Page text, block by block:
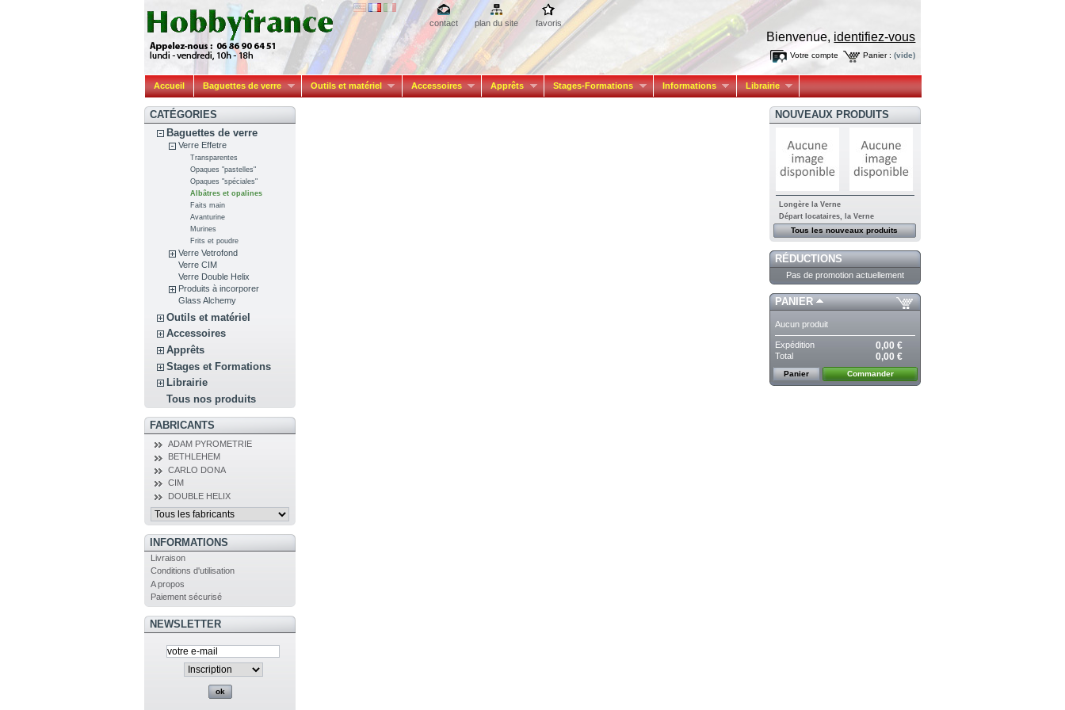
contact plan du site favoris
Bienvenue, identifiez-vous
Panier : (vide)
Votre compte
Accueil Baguettes de verre Outils et matériel Accessoires Apprêts Stages-Formations Informations Librairie
CATÉGORIES
Baguettes de verre
Verre Effetre
Transparentes
Opaques "pastelles"
Opaques "spéciales"
Albâtres et opalines
Faits main
Avanturine
Murines
Frits et poudre
Verre Vetrofond
Verre CIM
Verre Double Helix
Produits à incorporer
Glass Alchemy
Outils et matériel
Accessoires
Apprêts
Stages et Formations
Librairie
Tous nos produits
FABRICANTS
ADAM PYROMETRIE
BETHLEHEM
CARLO DONA
CIM
DOUBLE HELIX
INFORMATIONS
Livraison
Conditions d'utilisation
A propos
Paiement sécurisé
NEWSLETTER
NOUVEAUX PRODUITS
Longère la Verne
Départ locataires, la Verne
Tous les nouveaux produits
RÉDUCTIONS
Pas de promotion actuellement
PANIER
Aucun produit
Expédition 0,00 €
Total 0,00 €
Panier Commander